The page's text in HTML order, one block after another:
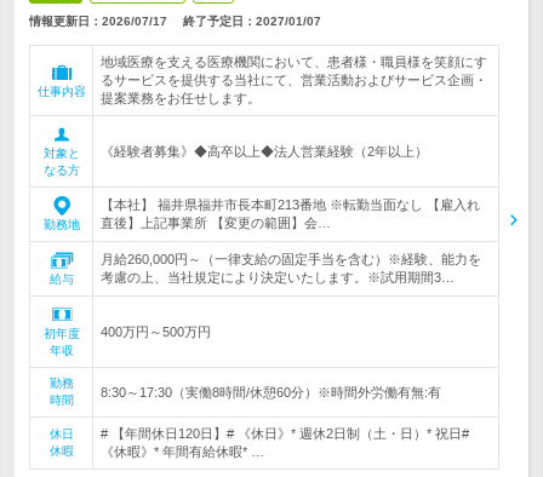
情報更新日：2026/07/17 終了予定日： 2027/01/07
仕事内容
地域医療を支える医療機関において、患者様・職員様を笑顔にす
るサービスを提供する当社にて、営業活動およびサービス企画・
提案業務をお任せします。
対象と
なる方
《経験者募集》◆高卒以上◆法人営業経験（2年以上）
勤務地
【本社】 福井県福井市長本町213番地 ※転勤当面なし 【雇入れ
直後】上記事業所 【変更の範囲】会…
給与
月給260,000円～（一律支給の固定手当を含む）※経験、能力を
考慮の上、当社規定により決定いたします。※試用期間3…
初年度
年収
400万円～500万円
勤務
時間
8:30～17:30（実働8時間/休憩60分）※時間外労働有無:有
休日
休暇
# 【年間休日120日】# 《休日》* 週休2日制（土・日）* 祝日#
《休暇》* 年間有給休暇* …